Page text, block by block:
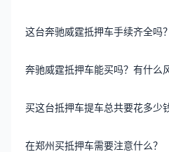
这台奔驰威霆抵押车手续齐全吗
奔驰威霆抵押车能买吗？有什么
买这台抵押车提车总共要花多少
在郑州买抵押车需要注意什么？